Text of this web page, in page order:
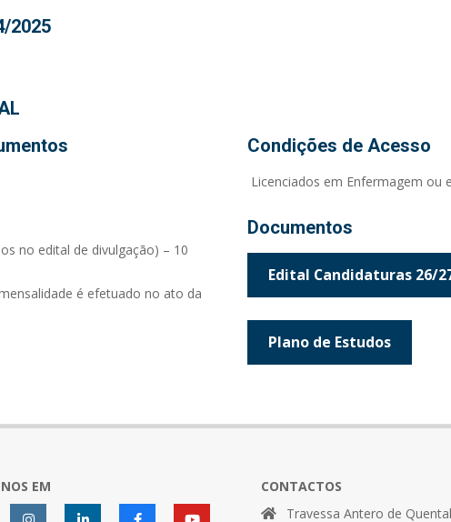
2025
no edital de divulgação) – 10
é efetuado no ato da
Condições de Acesso
Licenciados em Enfermagem ou
Documentos
Edital Candidaturas 26/
Plano de Estudos
EM
CONTACTOS
Travessa Antero de